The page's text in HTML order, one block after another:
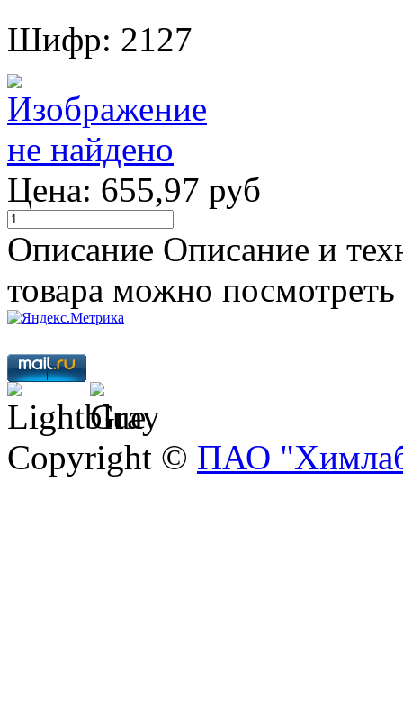
Шифр: 2127
Цена: 655,97 руб
Описание Описание и
товара можно
Copyright © ПАО